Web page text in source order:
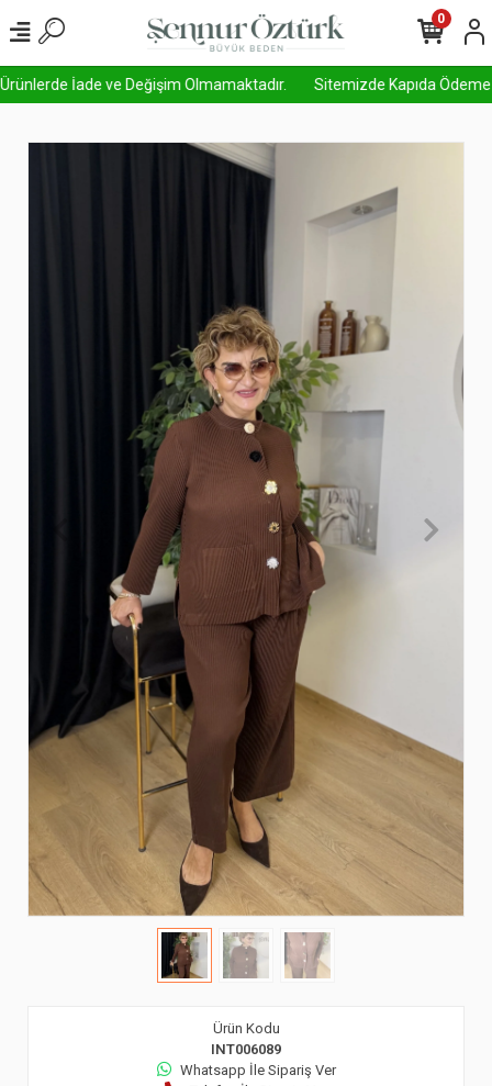
İade ve Değişim Olmamaktadır. Sitemizde Kapıda Ödeme
0
Ürün Kodu
INT006089
Whatsapp İle Sipariş Ver